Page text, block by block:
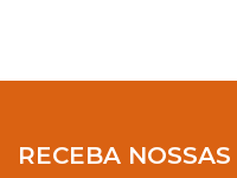
RECEBA